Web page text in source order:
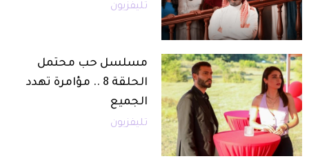
تليفزيون
مسلسل حب محتمل
الحلقة 8 .. مؤامرة تهدد
الجميع
تليفزيون